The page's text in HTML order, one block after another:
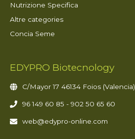
Nutrizione Specifica
Altre categories
Concia Seme
EDYPRO Biotecnology
C/Mayor 17 46134 Foios (Valencia)
96 149 60 85 - 902 50 65 60
web@edypro-online.com